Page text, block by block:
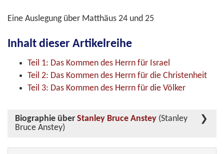
Eine Auslegung über Matthäus 24 und 25
Inhalt dieser Artikelreihe
Teil 1: Das Kommen des Herrn für Israel
Teil 2: Das Kommen des Herrn für die Christenheit
Teil 3: Das Kommen des Herrn für die Völker
Biographie über Stanley Bruce Anstey (Stanley
Bruce Anstey)